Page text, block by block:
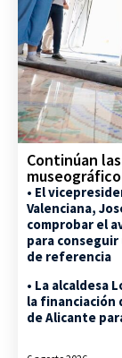
Continúan
• El
Valenciana,
comprobar el
para
de referencia
• La alcaldesa
la financiación
de Alicante